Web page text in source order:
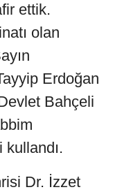
ettik.
olan
Erdoğan
Bahçeli
kullandı.
Dr. İzzet